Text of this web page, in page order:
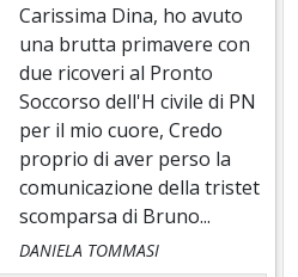
Carissima Dina, ho avuto
una brutta primavere con
due ricoveri al Pronto
Soccorso dell'H civile di PN
per il mio cuore, Credo
proprio di aver perso la
comunicazione della tristet
scomparsa di Bruno...
DANIELA TOMMASI